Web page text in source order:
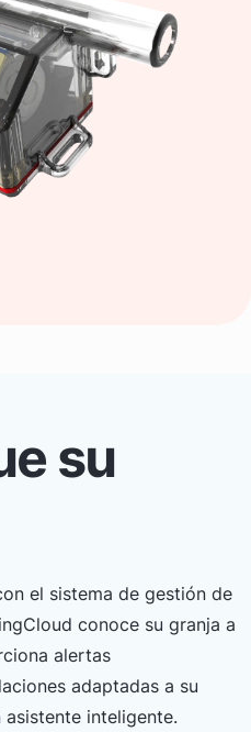
su
el sistema de gestión de
conoce su granja a
alertas
adaptadas a su
inteligente.